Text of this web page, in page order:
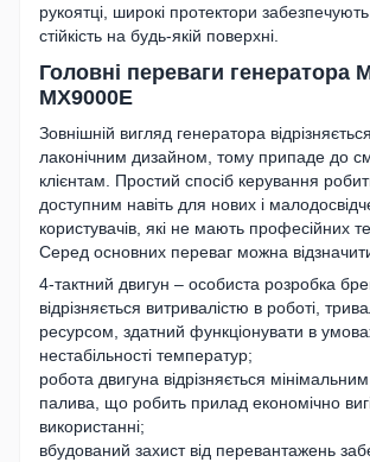
рукоятці, широкі протектори
стійкість на будь-якій поверхні.
Головні переваги генератора
MX9000E
Зовнішній вигляд генератора
лаконічним дизайном, тому припаде до
клієнтам. Простий спосіб керування
доступним навіть для нових і
користувачів, які не мають професійних
Серед основних переваг можна
4-тактний двигун – особиста розробка
відрізняється витривалістю в роботі,
ресурсом, здатний функціонувати в
нестабільності температур;
робота двигуна відрізняється
палива, що робить прилад економічно
використанні;
вбудований захист від перевантажень